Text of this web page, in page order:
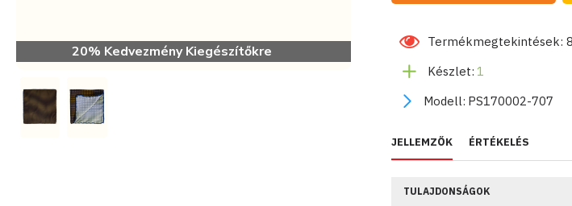
20% Kedvezmény Kiegészítőkre
Készlet: 1
Modell: PS170002-707
Termékmegtekintések:
JELLEMZŐK ÉRTÉKELÉS
TULAJDONSÁGOK